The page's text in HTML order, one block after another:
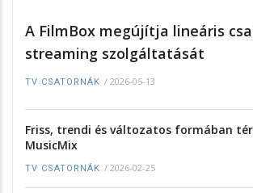
A FilmBox megújítja lineáris
streaming szolgáltatását
TV CSATORNÁK / 2026-05-13
Friss, trendi és változatos formában
MusicMix
TV CSATORNÁK / 2026-02-25